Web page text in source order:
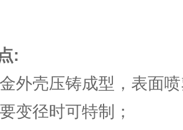
:
外壳压铸成型，表面
变径时可特制；